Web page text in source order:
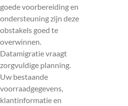
goede voorbereiding en
ondersteuning zijn deze
obstakels goed te
overwinnen.
Datamigratie vraagt
zorgvuldige planning.
Uw bestaande
voorraadgegevens,
klantinformatie en